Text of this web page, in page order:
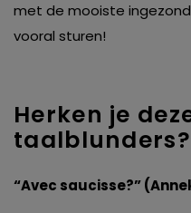
met de mooiste
vooral sturen!
Herken je
taalblunders?
“Avec saucisse?”